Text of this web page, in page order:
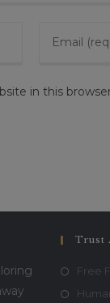
in this
Trust
Free